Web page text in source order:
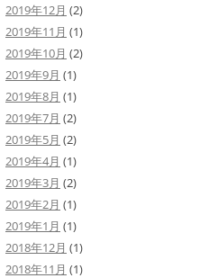
2019年12月 (2)
2019年11月 (1)
2019年10月 (2)
2019年9月 (1)
2019年8月 (1)
2019年7月 (2)
2019年5月 (2)
2019年4月 (1)
2019年3月 (2)
2019年2月 (1)
2019年1月 (1)
2018年12月 (1)
2018年11月 (1)